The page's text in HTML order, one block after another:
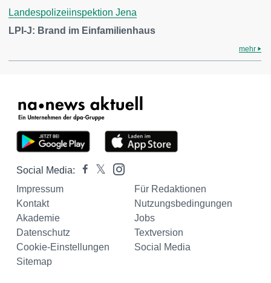
Landespolizeiinspektion Jena
LPI-J: Brand im Einfamilienhaus
mehr
Social Media:
Impressum
Für Redaktionen
Kontakt
Nutzungsbedingungen
Akademie
Jobs
Datenschutz
Textversion
Cookie-Einstellungen
Social Media
Sitemap